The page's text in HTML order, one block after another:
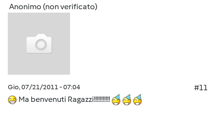
Anonimo (non verificato)
Gio, 07/21/2011 - 07:04
#11
Ma benvenuti Ragazzi!!!!!!!!!!!